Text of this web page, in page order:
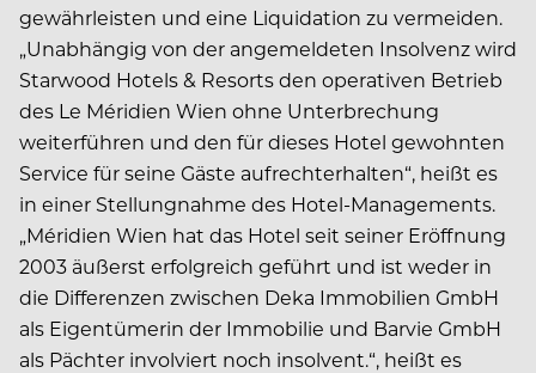
gewährleisten und eine Liquidation zu vermeiden.
„Unabhängig von der angemeldeten Insolvenz wird
Starwood Hotels & Resorts den operativen Betrieb
des Le Méridien Wien ohne Unterbrechung
weiterführen und den für dieses Hotel gewohnten
Service für seine Gäste aufrechterhalten“, heißt es
in einer Stellungnahme des Hotel-Managements.
„Méridien Wien hat das Hotel seit seiner Eröffnung
2003 äußerst erfolgreich geführt und ist weder in
die Differenzen zwischen Deka Immobilien GmbH
als Eigentümerin der Immobilie und Barvie GmbH
als Pächter involviert noch insolvent.“, heißt es